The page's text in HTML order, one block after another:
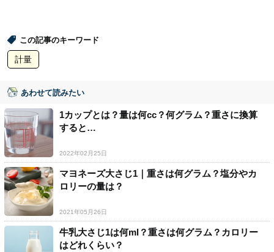
この記事のキーワード
計量
あわせて読みたい
1カップとは？量は何cc？何グラム？重さに換算
すると…
2022年02月25日
マヨネーズ大さじ1｜重さは何グラム？塩分やカ
ロリーの量は？
2021年05月26日
牛乳大さじ1は何ml？重さは何グラム？カロリー
はどれくらい？